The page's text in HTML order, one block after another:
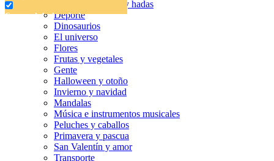
Cuentos de hadas y hadas
Frutas y vegetales
Halloween y otoño
Cuentos de hadas y hadas
Deporte
Dinosaurios
El universo
Flores
Frutas y vegetales
Gente
Halloween y otoño
Invierno y navidad
Mandalas
Música e instrumentos musicales
Peluches y caballos
Primavera y pascua
San Valentín y amor
Transporte